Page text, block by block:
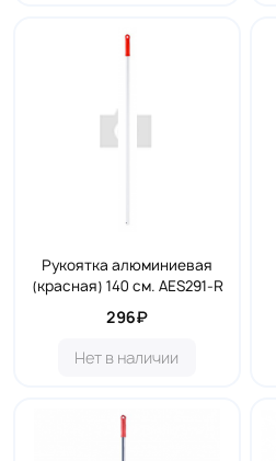
Рукоятка алюминиевая
(красная) 140 см. AES291-R
296₽
Нет в наличии